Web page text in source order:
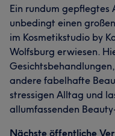
Ein rundum gepflegtes
unbedingt einen
im Kosmetikstudio by
Wolfsburg erwiesen.
andere fabelhafte
stressigen Alltag und
allumfassenden
Nächste öffentliche